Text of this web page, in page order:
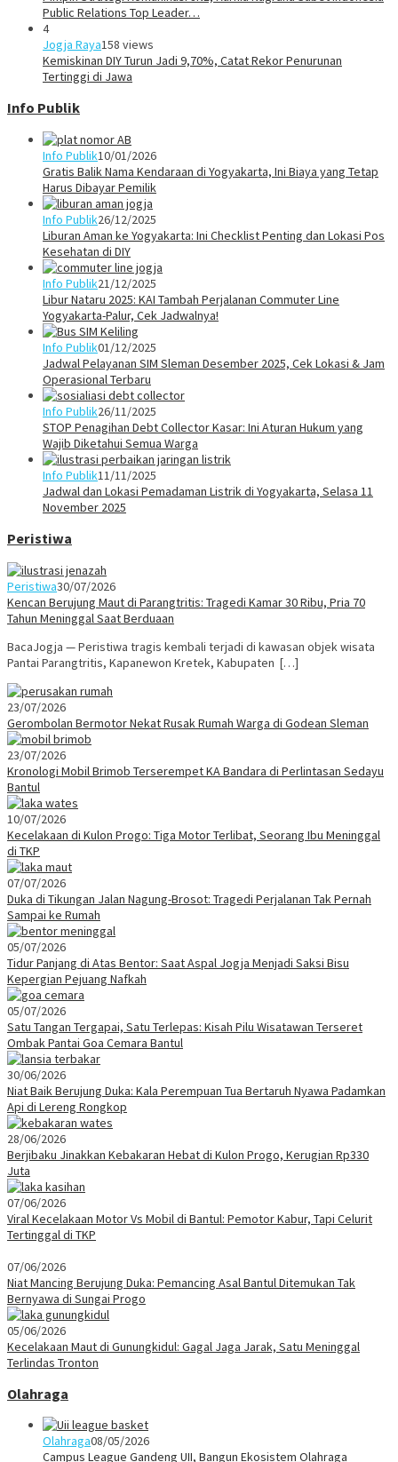
Public Relations Top Leader…
4
Jogja Raya158 views
Kemiskinan DIY Turun Jadi 9,70%, Catat Rekor Penurunan
Tertinggi di Jawa
Info Publik
Info Publik10/01/2026
Gratis Balik Nama Kendaraan di Yogyakarta, Ini Biaya yang Tetap
Harus Dibayar Pemilik
Info Publik26/12/2025
Liburan Aman ke Yogyakarta: Ini Checklist Penting dan Lokasi Pos
Kesehatan di DIY
Info Publik21/12/2025
Libur Nataru 2025: KAI Tambah Perjalanan Commuter Line
Yogyakarta-Palur, Cek Jadwalnya!
Info Publik01/12/2025
Jadwal Pelayanan SIM Sleman Desember 2025, Cek Lokasi & Jam
Operasional Terbaru
Info Publik26/11/2025
STOP Penagihan Debt Collector Kasar: Ini Aturan Hukum yang
Wajib Diketahui Semua Warga
Info Publik11/11/2025
Jadwal dan Lokasi Pemadaman Listrik di Yogyakarta, Selasa 11
November 2025
Peristiwa
Peristiwa30/07/2026
Kencan Berujung Maut di Parangtritis: Tragedi Kamar 30 Ribu, Pria 70
Tahun Meninggal Saat Berduaan
BacaJogja — Peristiwa tragis kembali terjadi di kawasan objek wisata
Pantai Parangtritis, Kapanewon Kretek, Kabupaten […]
23/07/2026
Gerombolan Bermotor Nekat Rusak Rumah Warga di Godean Sleman
23/07/2026
Kronologi Mobil Brimob Terserempet KA Bandara di Perlintasan Sedayu
Bantul
10/07/2026
Kecelakaan di Kulon Progo: Tiga Motor Terlibat, Seorang Ibu Meninggal
di TKP
07/07/2026
Duka di Tikungan Jalan Nagung-Brosot: Tragedi Perjalanan Tak Pernah
Sampai ke Rumah
05/07/2026
Tidur Panjang di Atas Bentor: Saat Aspal Jogja Menjadi Saksi Bisu
Kepergian Pejuang Nafkah
05/07/2026
Satu Tangan Tergapai, Satu Terlepas: Kisah Pilu Wisatawan Terseret
Ombak Pantai Goa Cemara Bantul
30/06/2026
Niat Baik Berujung Duka: Kala Perempuan Tua Bertaruh Nyawa Padamkan
Api di Lereng Rongkop
28/06/2026
Berjibaku Jinakkan Kebakaran Hebat di Kulon Progo, Kerugian Rp330
Juta
07/06/2026
Viral Kecelakaan Motor Vs Mobil di Bantul: Pemotor Kabur, Tapi Celurit
Tertinggal di TKP
07/06/2026
Niat Mancing Berujung Duka: Pemancing Asal Bantul Ditemukan Tak
Bernyawa di Sungai Progo
05/06/2026
Kecelakaan Maut di Gunungkidul: Gagal Jaga Jarak, Satu Meninggal
Terlindas Tronton
Olahraga
Olahraga08/05/2026
Campus League Gandeng UII, Bangun Ekosistem Olahraga